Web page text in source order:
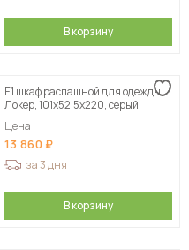
В корзину
Е1 шкаф распашной для одежды
Локер, 101х52.5х220, серый
Цена
13 860
за 3 дня
В корзину